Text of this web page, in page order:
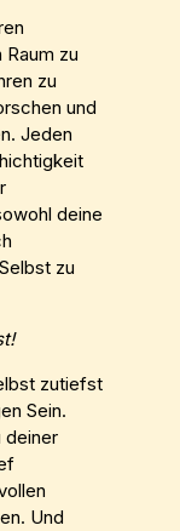
zu
zu
und
Jeden
deine
zu
zutiefst
Sein.
deiner
Und